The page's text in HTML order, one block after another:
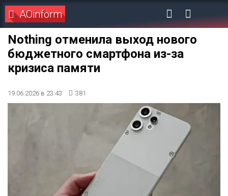
AOinform
Nothing отменила выход нового
бюджетного смартфона из-за
кризиса памяти
19.06.2026 в 23:43 381